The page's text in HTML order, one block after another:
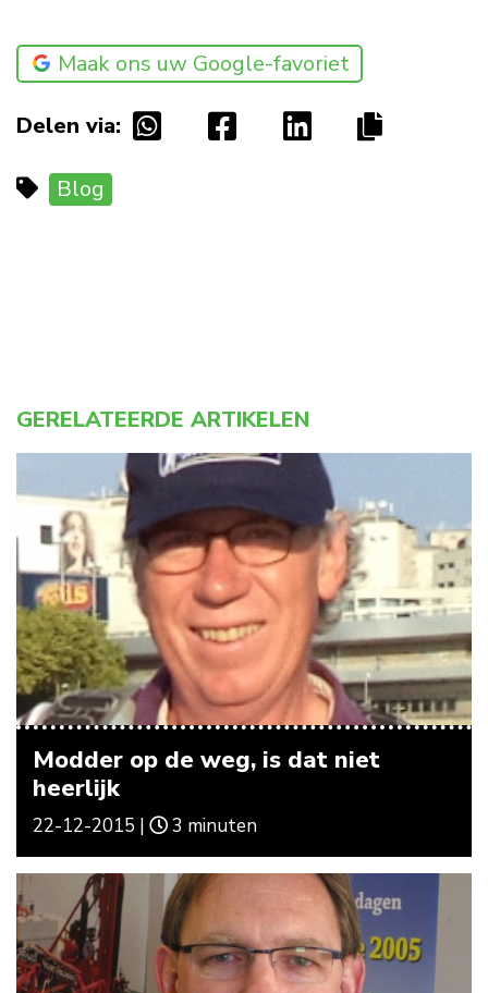
Maak ons uw Google-favoriet
Delen via:
Blog
GERELATEERDE ARTIKELEN
Modder op de weg, is dat niet
heerlijk
22-12-2015 | 3 minuten